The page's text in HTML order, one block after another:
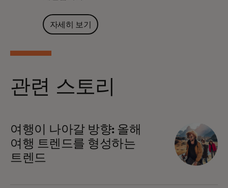
자세히 보기
관련 스토리
여행이 나아갈 방향: 올해
여행 트렌드를 형성하는
트렌드